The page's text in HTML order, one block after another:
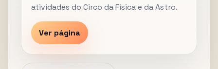
atividades do Circo da Física e da Astro.
Ver página